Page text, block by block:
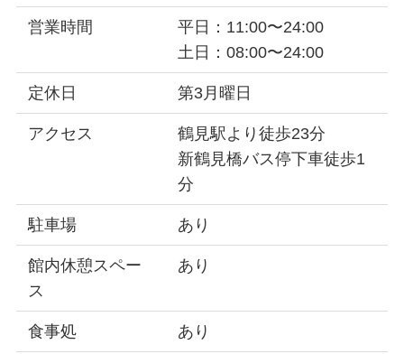
営業時間
平日：11:00〜24:00
土日：08:00〜24:00
定休日 第3月曜日
アクセス
鶴見駅より徒歩23分
新鶴見橋バス停下車徒歩1
分
駐車場 あり
館内休憩スペー
ス
あり
食事処 あり